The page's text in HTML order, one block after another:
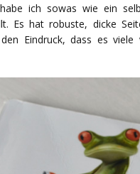
ich sowas wie ein
Es hat robuste, dicke
Eindruck, dass es